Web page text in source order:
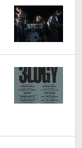
wndwnrt